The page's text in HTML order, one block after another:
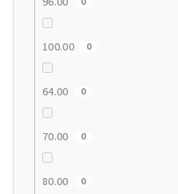
100.00 0
64.00 0
70.00 0
80.00 0